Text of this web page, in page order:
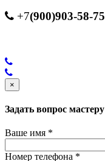
+7(900)903-58-75
×
Задать вопрос мастеру
Ваше имя *
Номер телефона *